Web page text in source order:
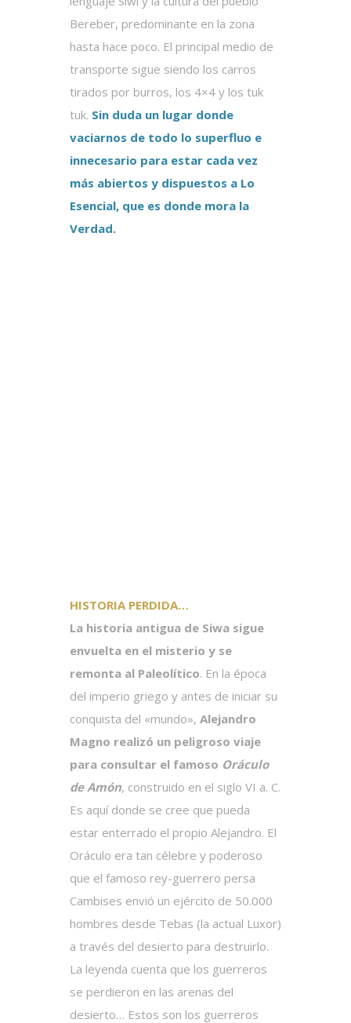
Bereber, predominante en la zona
hasta hace poco. El principal medio de
transporte sigue siendo los carros
tirados por burros, los 4×4 y los tuk
tuk. Sin duda un lugar donde
vaciarnos de todo lo superfluo e
innecesario para estar cada vez
más abiertos y dispuestos a Lo
Esencial, que es donde mora la
Verdad.
HISTORIA PERDIDA…
La historia antigua de Siwa sigue
envuelta en el misterio y se
remonta al Paleolítico. En la época
del imperio griego y antes de iniciar su
conquista del «mundo», Alejandro
Magno realizó un peligroso viaje
para consultar el famoso Oráculo
de Amón, construido en el siglo VI a. C.
Es aquí donde se cree que pueda
estar enterrado el propio Alejandro. El
Oráculo era tan célebre y poderoso
que el famoso rey-guerrero persa
Cambises envió un ejército de 50.000
hombres desde Tebas (la actual Luxor)
a través del desierto para destruirlo.
La leyenda cuenta que los guerreros
se perdieron en las arenas del
desierto… Estos son los guerreros